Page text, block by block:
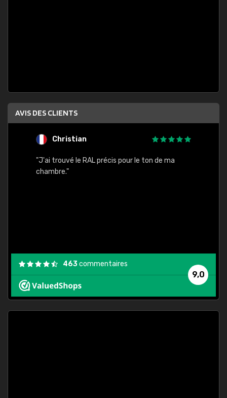
AVIS DES CLIENTS
Christian
"J'ai trouvé le RAL précis pour le ton de ma
chambre."
9,0
463commentaires